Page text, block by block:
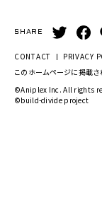
SHARE
CONTACT PRIVACY
このホームページに掲載さ
©Aniplex Inc. All rights
©build-divide project